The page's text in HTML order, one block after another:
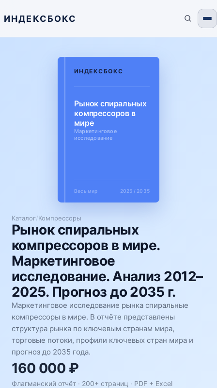
ИНДЕКСБОКС
Каталог/Компрессоры
Рынок спиральных
компрессоров в мире.
Маркетинговое
исследование. Анализ 2012–
2025. Прогноз до 2035 г.
Маркетинговое исследование рынка спиральные
компрессоры в мире. В отчёте представлены
структура рынка по ключевым странам мира,
торговые потоки, профили ключевых стран мира и
прогноз до 2035 года.
160 000 ₽
Флагманский отчёт · 200+ страниц · PDF + Excel
ИНДЕКСБОКС
Рынок спиральных
компрессоров в
мире
Маркетинговое
исследование
Весь мир 2025 / 2035